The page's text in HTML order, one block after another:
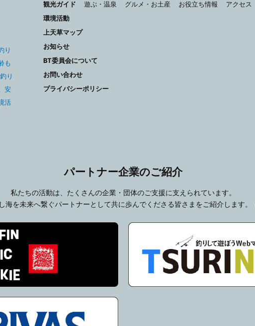
り
も
り
安
活
観光ガイド
遊ぶ・温泉 グルメ・お土産 お役立ち情報
アクセス
環境活動
上天草マップ
お知らせ
BT委員会について
お問い合わせ
プライバシーポリシー
パートナー企業のご紹介
私たちの活動は、たくさんの企業・団体のご支援に支えられています。
海を未来へ繋ぐパートナーとして共に歩んでくださる皆さまをご紹介します。